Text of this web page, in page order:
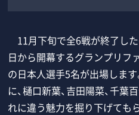
11月下旬で全6戦が終了し
日から開幕するグランプリフ
の日本人選手5名が出場しま
に、樋口新葉、吉田陽菜、千葉
れに違う魅力を掘り下げても